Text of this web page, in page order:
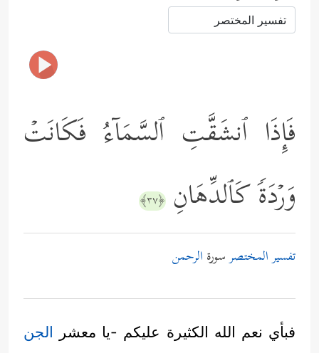
فَإِذَا ٱنشَقَّتِ ٱلسَّمَاۤءُ فَكَانَتۡ
وَرۡدَةࣰ كَٱلدِّهَانِ ﴿٣٧﴾
تفسير المختصرسورة الرحمن
فبأي نعم الله الكثيرة عليكم -يا معشر الجن